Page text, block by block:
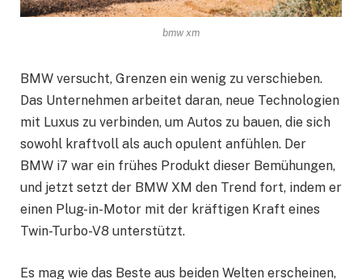
bmw xm
BMW versucht, Grenzen ein wenig zu verschieben.
Das Unternehmen arbeitet daran, neue Technologien
mit Luxus zu verbinden, um Autos zu bauen, die sich
sowohl kraftvoll als auch opulent anfühlen. Der
BMW i7 war ein frühes Produkt dieser Bemühungen,
und jetzt setzt der BMW XM den Trend fort, indem er
einen Plug-in-Motor mit der kräftigen Kraft eines
Twin-Turbo-V8 unterstützt.
Es mag wie das Beste aus beiden Welten erscheinen,